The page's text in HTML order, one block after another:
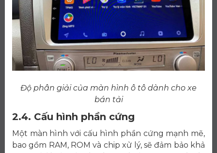
Độ phân giải của màn hình ô tô dành cho xe
bán tải
2.4. Cấu hình phần cứng
Một màn hình với cấu hình phần cứng mạnh mẽ,
bao gồm RAM, ROM và chip xử lý, sẽ đảm bảo khả